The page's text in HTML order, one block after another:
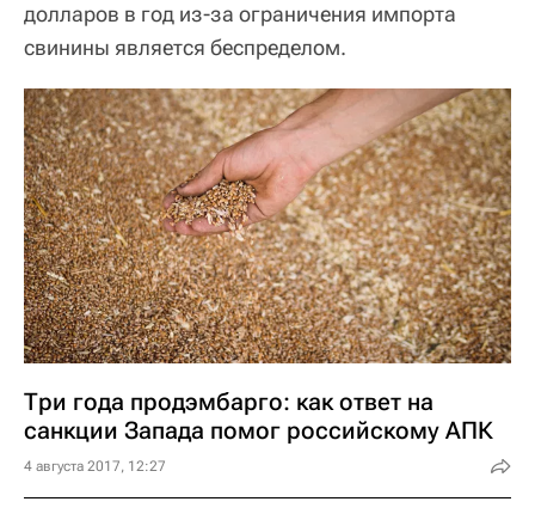
долларов в год из-за ограничения импорта
свинины является беспределом.
Три года продэмбарго: как ответ на
санкции Запада помог российскому АПК
4 августа 2017, 12:27